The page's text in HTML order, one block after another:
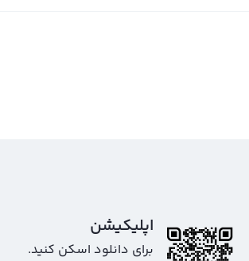
اپلیکیشن
برای دانلود اسکن کنید.